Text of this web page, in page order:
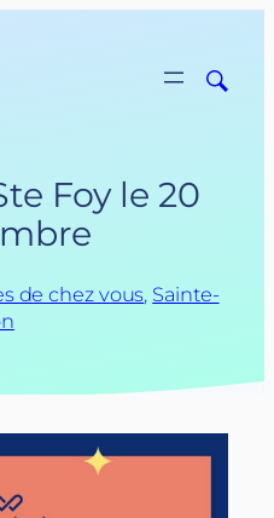
Foy le 20
de chez vous, Sainte-